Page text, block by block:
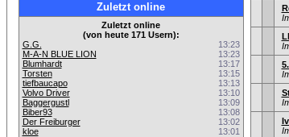
Zuletzt online
Zuletzt online
(von heute 171 Usern):
G.G.
13:23
M-A-N BLUE LION
13:23
Blumhardt
13:17
Torsten
13:15
tiefbaucapo
13:13
Volvo Driver
13:10
Baggergustl
13:09
Biber93
13:08
Der Freiburger
13:02
kloe
13:01